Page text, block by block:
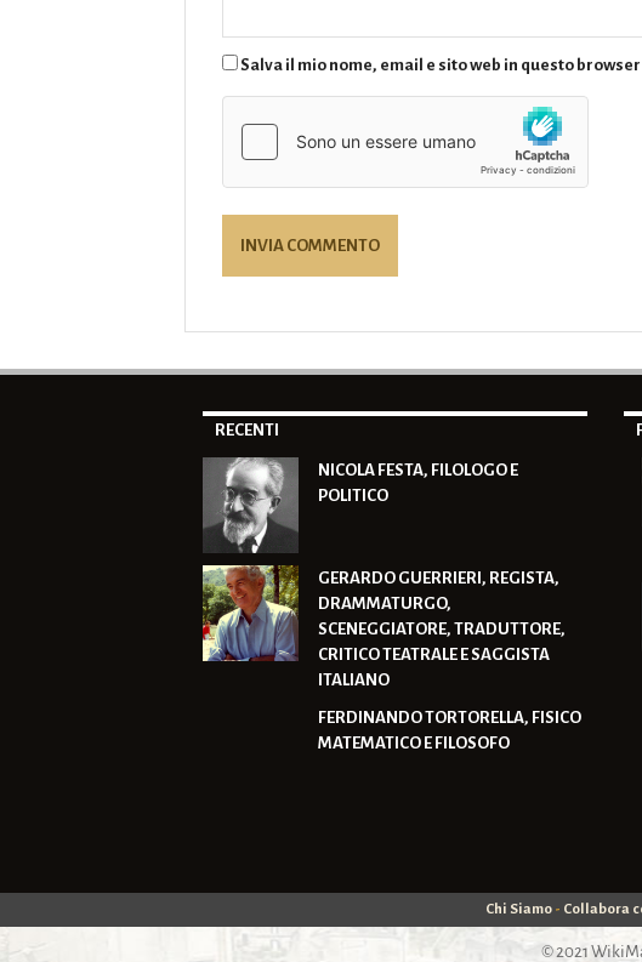
Salva il mio nome, email e sito web in questo
RECENTI
NICOLA FESTA, FILOLOGO E
POLITICO
GERARDO GUERRIERI, REGISTA,
DRAMMATURGO,
SCENEGGIATORE, TRADUTTORE,
CRITICO TEATRALE E SAGGISTA
ITALIANO
FERDINANDO TORTORELLA, FISICO
MATEMATICO E FILOSOFO
Chi Siamo- Collabora
© 2021